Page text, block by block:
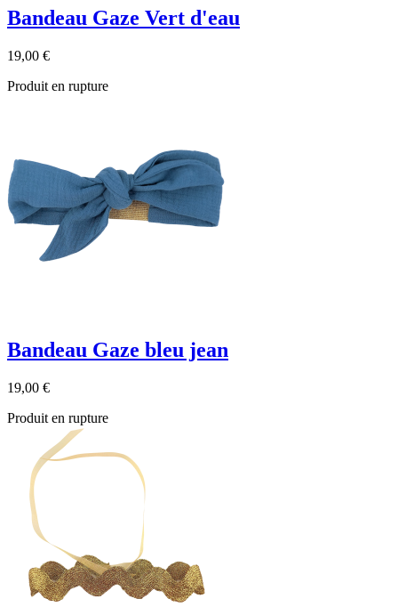
Bandeau Gaze Vert d'eau
19,00 €
Produit en rupture
Bandeau Gaze bleu jean
19,00 €
Produit en rupture